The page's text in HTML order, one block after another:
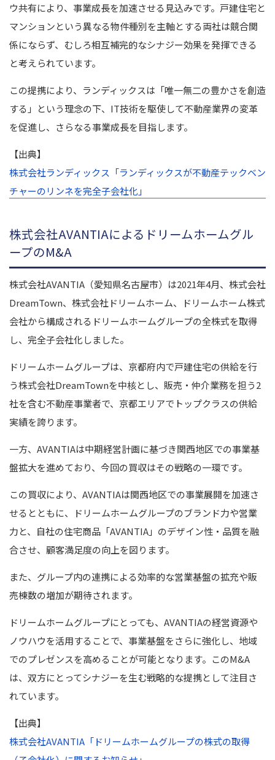
ウ共有により、事業成長を加速させる見込みです。戸建住宅と
マンションという異なる物件種別を主軸とする両社は競合関
係にならず、むしろ相互補完的なシナジー効果を発揮できる
と考えられています。
この提携により、ランディックスは「唯一無二の豊かさを創造
する」という理念の下、IT技術を駆使して不動産業界の変革
を促進し、さらなる事業成長を目指します。
【出典】
株式会社ランディックス「ランディックスが不動産テックベン
チャーのリンネを完全子会社化」
株式会社AVANTIAによるドリームホームグル
ープのM&A
株式会社AVANTIA（愛知県名古屋市）は2021年4月、株式会社
DreamTown、株式会社ドリームホーム、ドリームホーム株式
会社から構成されるドリームホームグループの全株式を取得
し、完全子会社化しました。
ドリームホームグループは、京都府内で戸建住宅の供給を行
う株式会社DreamTownを中核とし、販売・仲介業務を担う2
社を含む不動産事業者で、京都エリアでトップクラスの供給
実績を誇ります。
一方、AVANTIAは中期経営計画に基づき関西地区での事業基
盤拡大を進めており、今回の買収はその戦略の一環です。
この買収により、AVANTIAは関西地区での事業展開を加速さ
せるとともに、ドリームホームグループのブランド力や営業
力と、自社の住宅商品「AVANTIA」のデザイン性・品質を融
合させ、顧客満足度の向上を図ります。
また、グループ内の連携による効率的な営業基盤の拡充や販
売棟数の増加が期待されます。
ドリームホームグループにとっても、AVANTIAの経営資源や
ノウハウを活用することで、事業基盤をさらに強化し、地域
でのプレゼンスを高めることが可能となります。このM&A
は、双方にとってシナジーを生む戦略的な提携として注目さ
れています。
【出典】
株式会社AVANTIA「ドリームホームグループの株式の取得